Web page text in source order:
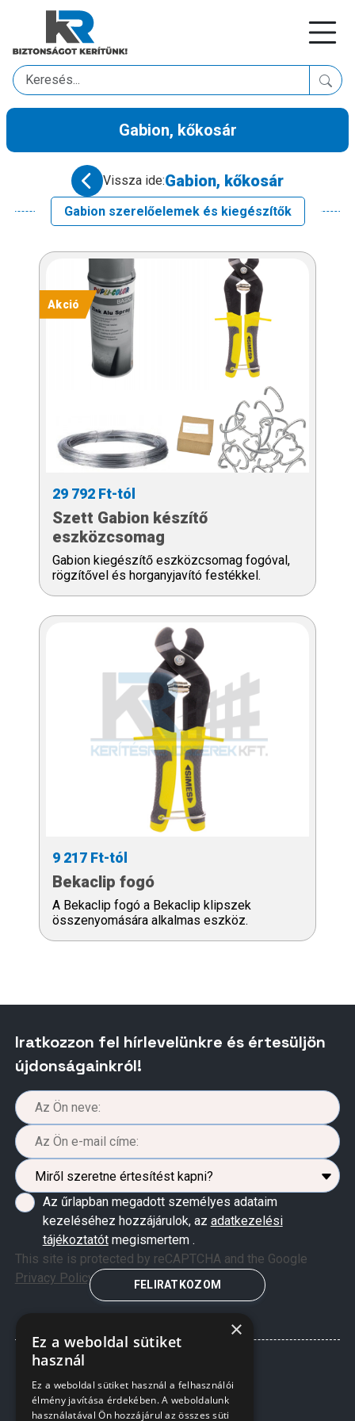
Gabion, kőkosár
Vissza ide:Gabion, kőkosár
Gabion szerelőelemek és kiegészítők
29 792 Ft-tól
Szett Gabion készítő
eszközcsomag
Gabion kiegészítő eszközcsomag fogóval,
rögzítővel és horganyjavító festékkel.
9 217 Ft-tól
Bekaclip fogó
A Bekaclip fogó a Bekaclip klipszek
összenyomására alkalmas eszköz.
Iratkozzon fel hírlevelünkre és értesüljön
újdonságainkról!
Az űrlapban megadott személyes adataim
kezeléséhez hozzájárulok, az adatkezelési
tájékoztatótmegismertem .
This site is protected by reCAPTCHA and the Google
Privacy Policyand Terms of Serviceapply.
FELIRATKOZOM
×
Ez a weboldal sütiket
használ
Ez a weboldal sütiket használ a felhasználói
élmény javítása érdekében. A weboldalunk
használatával Ön hozzájárul az összes süti